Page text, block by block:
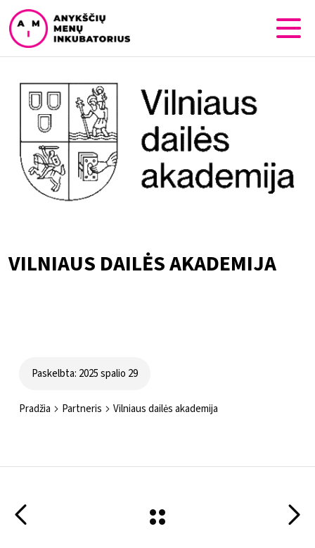
VILNIAUS DAILĖS AKADEMIJA
Paskelbta: 2025 spalio 29
Pradžia Partneris Vilniaus dailės akademija